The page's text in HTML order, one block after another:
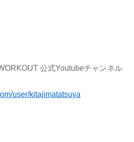
公式Youtubeチャンネル
user/kitajimatatsuya